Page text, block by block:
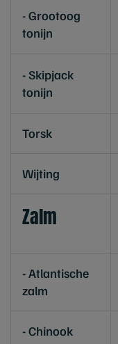
- Grootoog
tonijn
- Skipjack
tonijn
Torsk
Wijting
Zalm
- Atlantische
zalm
- Chinook